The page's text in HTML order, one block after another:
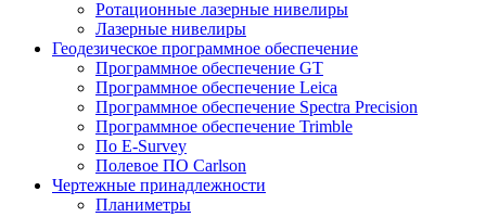
Ротационные лазерные нивелиры
Лазерные нивелиры
Геодезическое программное обеспечение
Программное обеспечение GT
Программное обеспечение Leica
Программное обеспечение Spectra Precision
Программное обеспечение Trimble
По E-Survey
Полевое ПО Carlson
Чертежные принадлежности
Планиметры